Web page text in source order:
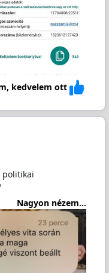
kedvelem ott
politikai
Nagyon nézem...